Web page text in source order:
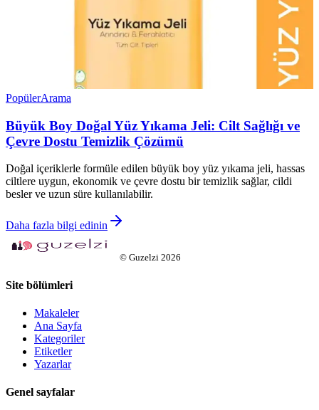
PopülerArama
Büyük Boy Doğal Yüz Yıkama Jeli: Cilt Sağlığı ve
Çevre Dostu Temizlik Çözümü
Doğal içeriklerle formüle edilen büyük boy yüz yıkama jeli, hassas
ciltlere uygun, ekonomik ve çevre dostu bir temizlik sağlar, cildi
besler ve uzun süre kullanılabilir.
Daha fazla bilgi edinin
© Guzelzi 2026
Site bölümleri
Makaleler
Ana Sayfa
Kategoriler
Etiketler
Yazarlar
Genel sayfalar